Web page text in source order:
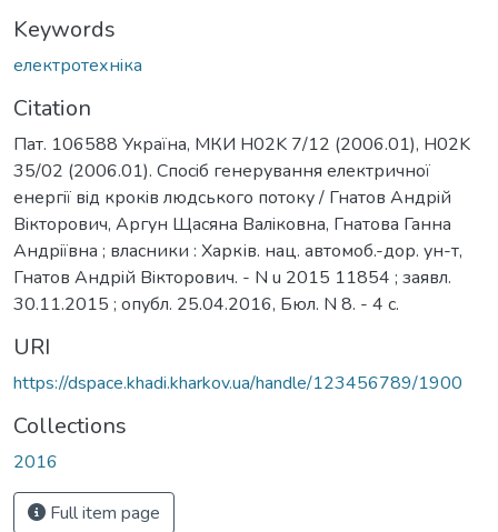
Keywords
електротехнiка
Citation
Пат. 106588 Україна, МКИ H02K 7/12 (2006.01), H02K
35/02 (2006.01). Спосiб генерування електричної
енергiї вiд крокiв людського потоку / Гнатов Андрiй
Вiкторович, Аргун Щасяна Валiковна, Гнатова Ганна
Андрiївна ; власники : Харків. нац. автомоб.-дор. ун-т,
Гнатов Андрiй Вiкторович. - N u 2015 11854 ; заявл.
30.11.2015 ; опубл. 25.04.2016, Бюл. N 8. - 4 с.
URI
https://dspace.khadi.kharkov.ua/handle/123456789/1900
Collections
2016
Full item page